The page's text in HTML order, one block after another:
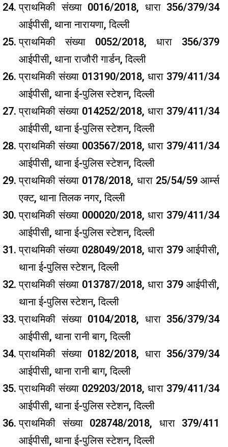
प्राथमिकी संख्या 0016/2018, धारा 356/379/34
आईपीसी, थाना नारायणा, दिल्ली
प्राथमिकी संख्या 0052/2018, धारा 356/379
आईपीसी, थाना राजौरी गार्डन, दिल्ली
प्राथमिकी संख्या 013190/2018, धारा 379/411/34
आईपीसी, थाना ई-पुलिस स्टेशन, दिल्ली
प्राथमिकी संख्या 014252/2018, धारा 379/411/34
आईपीसी, थाना ई-पुलिस स्टेशन, दिल्ली
प्राथमिकी संख्या 003567/2018, धारा 379/411/34
आईपीसी, थाना ई-पुलिस स्टेशन, दिल्ली
प्राथमिकी संख्या 0178/2018, धारा 25/54/59 आर्म्स
एक्ट, थाना तिलक नगर, दिल्ली
प्राथमिकी संख्या 000020/2018, धारा 379/411/34
आईपीसी, थाना ई-पुलिस स्टेशन, दिल्ली
प्राथमिकी संख्या 028049/2018, धारा 379 आईपीसी,
थाना ई-पुलिस स्टेशन, दिल्ली
प्राथमिकी संख्या 013787/2018, धारा 379 आईपीसी,
थाना ई-पुलिस स्टेशन, दिल्ली
प्राथमिकी संख्या 0104/2018, धारा 356/379/34
आईपीसी, थाना रानी बाग, दिल्ली
प्राथमिकी संख्या 0182/2018, धारा 356/379/34
आईपीसी, थाना रानी बाग, दिल्ली
प्राथमिकी संख्या 029203/2018, धारा 379/411/34
आईपीसी, थाना ई-पुलिस स्टेशन, दिल्ली
प्राथमिकी संख्या 028748/2018, धारा 379/411
आईपीसी, थाना ई-पुलिस स्टेशन, दिल्ली